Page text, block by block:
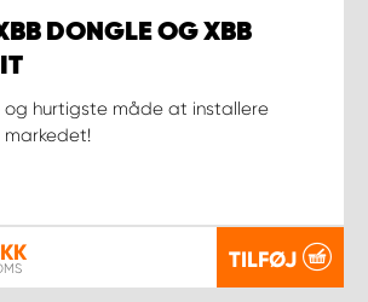
DONGLE OG XBB
og hurtigste måde at installere
markedet!
TILFØJ